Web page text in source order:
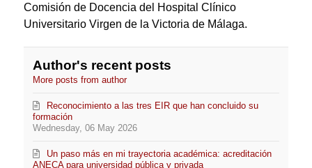
Comisión de Docencia del Hospital Clínico
Universitario Virgen de la Victoria de Málaga.
Author's recent posts
More posts from author
Wednesday, 06 May 2026
Reconocimiento a las tres EIR que han concluido su
formación
Un paso más en mi trayectoria académica: acreditación
ANECA para universidad pública y privada